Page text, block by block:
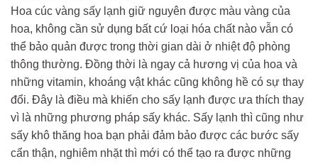
Hoa cúc vàng sấy lạnh giữ nguyên được màu vàng của
hoa, không cần sử dụng bất cứ loại hóa chất nào vẫn có
thể bảo quản được trong thời gian dài ở nhiệt độ phòng
thông thường. Đồng thời là ngay cả hương vị của hoa và
những vitamin, khoáng vật khác cũng không hề có sự thay
đổi. Đây là điều mà khiến cho sấy lạnh được ưa thích thay
vì là những phương pháp sấy khác. Sấy lạnh thì cũng như
sấy khô thăng hoa bạn phải đảm bảo được các bước sấy
cẩn thận, nghiêm nhặt thì mới có thể tạo ra được những